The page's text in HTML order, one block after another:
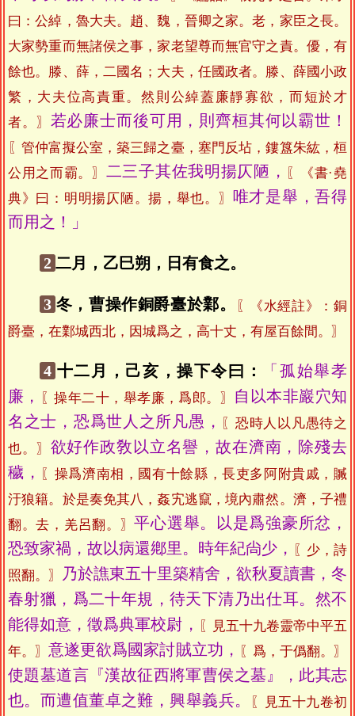
曰：公綽，魯大夫。趙、魏，晉卿之家。老，家臣之長。
大家勢重而無諸侯之事，家老望尊而無官守之責。優，有
餘也。滕、薛，二國名；大夫，任國政者。滕、薛國小政
繁，大夫位高責重。然則公綽蓋廉靜寡欲，而短於才
者。〗 若必廉士而後可用，則齊桓其何以霸世！
〖管仲富擬公室，築三歸之臺，塞門反坫，鏤簋朱紘，桓
公用之而霸。〗 二三子其佐我明揚仄陋，
〖《書·堯
典》曰：明明揚仄陋。揚，舉也。〗 唯才是舉，吾得
而用之！」
2 二月，乙巳朔，日有食之。
3 冬，曹操作銅爵臺於鄴。
〖《水經註》：銅
爵臺，在鄴城西北，因城爲之，高十丈，有屋百餘間。〗
4 十二月，己亥，操下令曰：
「孤始舉孝
廉，
〖操年二十，舉孝廉，爲郎。〗 自以本非巖穴知
名之士，恐爲世人之所凡愚，
〖恐時人以凡愚待之
也。〗 欲好作政敎以立名譽，故在濟南，除殘去
穢，
〖操爲濟南相，國有十餘縣，長吏多阿附貴戚，贓
汙狼籍。於是奏免其八，姦宄逃竄，境內肅然。濟，子禮
翻。去，羌呂翻。〗平心選舉。以是爲強豪所忿，
恐致家禍，故以病還鄕里。時年紀尙少，
〖少，詩
照翻。〗
乃於譙東五十里築精舍，欲秋夏讀書，冬
春射獵，爲二十年規，待天下清乃出仕耳。然不
能得如意，徵爲典軍校尉，
〖見五十九卷靈帝中平五
年。〗意遂更欲爲國家討賊立功， 〖爲，于僞翻。〗
使題墓道言『漢故征西將軍曹侯之墓』，此其志
也。而遭值董卓之難，興舉義兵。
〖見五十九卷初